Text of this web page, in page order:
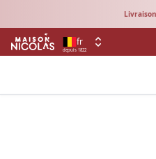
depuis 1822
fr